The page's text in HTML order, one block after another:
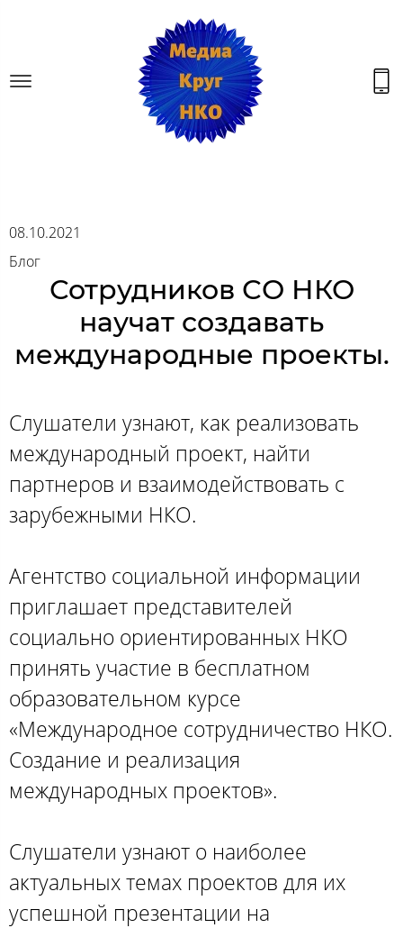
08.10.2021
Блог
Сотрудников СО НКО
научат создавать
международные проекты.
Слушатели узнают, как реализовать
международный проект, найти
партнеров и взаимодействовать с
зарубежными НКО.
Агентство социальной информации
приглашает представителей
социально ориентированных НКО
принять участие в бесплатном
образовательном курсе
«Международное сотрудничество НКО.
Создание и реализация
международных проектов».
Слушатели узнают о наиболее
актуальных темах проектов для их
успешной презентации на